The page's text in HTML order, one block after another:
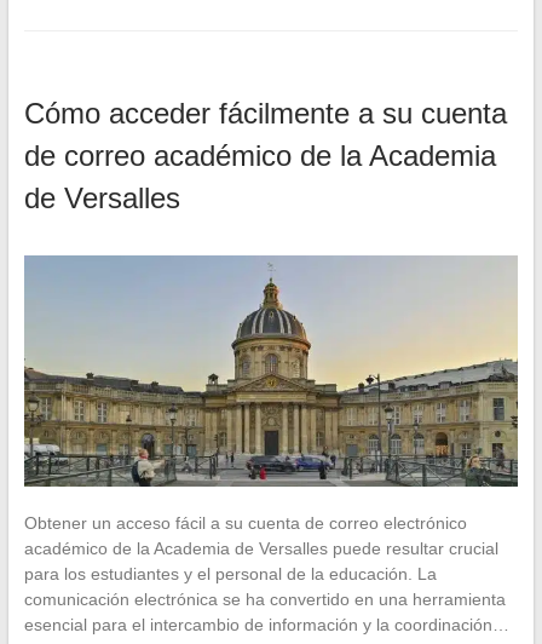
Cómo acceder fácilmente a su cuenta
de correo académico de la Academia
de Versalles
Obtener un acceso fácil a su cuenta de correo electrónico
académico de la Academia de Versalles puede resultar crucial
para los estudiantes y el personal de la educación. La
comunicación electrónica se ha convertido en una herramienta
esencial para el intercambio de información y la coordinación…